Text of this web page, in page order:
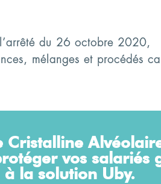
du 26 octobre 2020,
mélanges et procédés
Cristalline
vos salariés
à la solution Uby.